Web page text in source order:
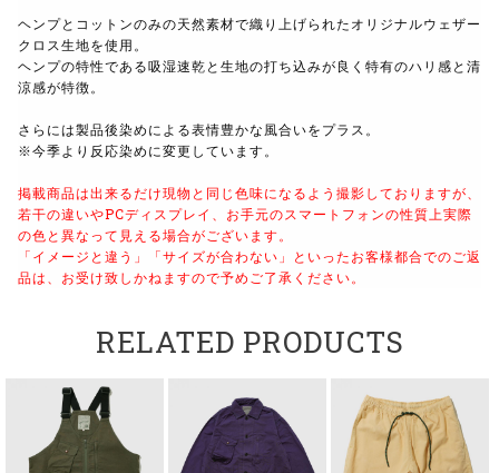
ヘンプとコットンのみの天然素材で織り上げられたオリジナルウェザー
クロス生地を使用。
ヘンプの特性である吸湿速乾と生地の打ち込みが良く特有のハリ感と清
涼感が特徴。
さらには製品後染めによる表情豊かな風合いをプラス。
※今季より反応染めに変更しています。
掲載商品は出来るだけ現物と同じ色味になるよう 撮影しておりますが、
若干の違いやPCディスプレイ、 お手元のスマートフォンの性質上実際
の色と異なって見える場合がございます。
「イメージと違う」「サイズが合わない」といったお客様都合でのご返
品は、 お受け致しかねますので予めご了承ください。
RELATED PRODUCTS